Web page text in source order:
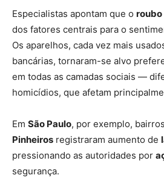
Especialistas apontam que o roubo
dos fatores centrais para o
Os aparelhos, cada vez mais
bancárias, tornaram-se alvo
em todas as camadas sociais —
homicídios, que afetam
Em São Paulo, por exemplo,
Pinheiros registraram aumento de
pressionando as autoridades por
segurança.